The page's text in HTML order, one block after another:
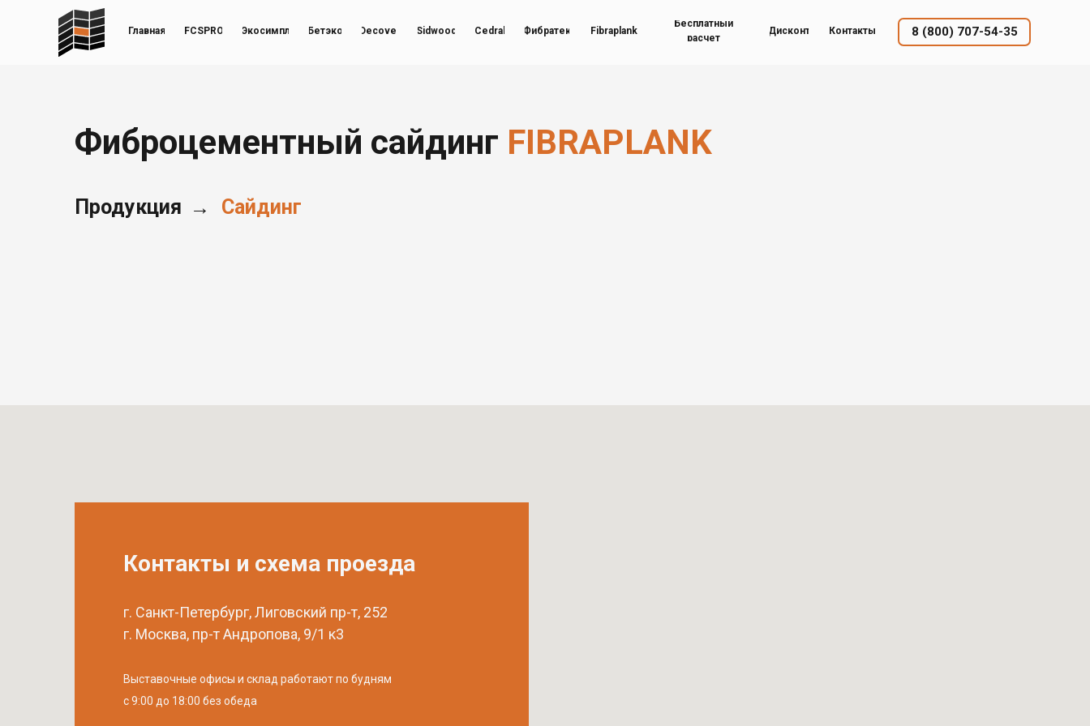
8 (800) 707-54-35
Главная FCSPRO Бетэко Decover Sidwood Cedral Фибратек
Бесплатный
расчет
Контакты
Дисконт
Экосимпл Fibraplank
Фиброцементный сайдинг FIBRAPLANK
Продукция → Сайдинг
Контакты и схема проезда
г. Санкт-Петербург, Лиговский пр-т, 252
г. Москва, пр-т Андропова, 9/1 к3
Выставочные офисы и склад работают по будням
с 9:00 до 18:00 без обеда